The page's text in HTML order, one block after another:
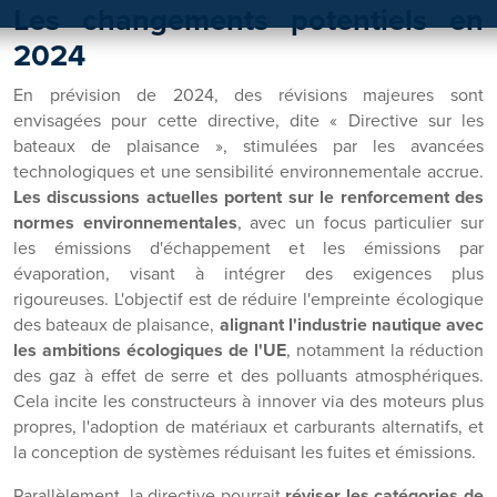
Les changements potentiels en
2024
En prévision de 2024, des révisions majeures sont
envisagées pour cette directive, dite « Directive sur les
bateaux de plaisance », stimulées par les avancées
technologiques et une sensibilité environnementale accrue.
Les discussions actuelles portent sur le renforcement des
normes environnementales, avec un focus particulier sur
les émissions d'échappement et les émissions par
évaporation, visant à intégrer des exigences plus
rigoureuses. L'objectif est de réduire l'empreinte écologique
des bateaux de plaisance, alignant l'industrie nautique avec
les ambitions écologiques de l'UE, notamment la réduction
des gaz à effet de serre et des polluants atmosphériques.
Cela incite les constructeurs à innover via des moteurs plus
propres, l'adoption de matériaux et carburants alternatifs, et
la conception de systèmes réduisant les fuites et émissions.